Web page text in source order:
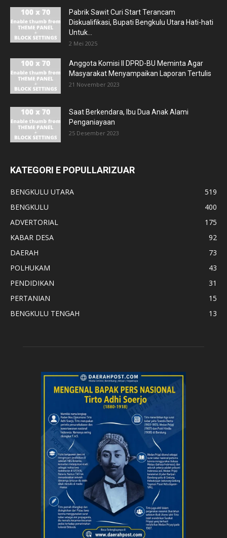
Pabrik Sawit Curi Start Terancam
Diskualifikasi, Bupati Bengkulu Utara Hati-hati
Untuk...
2 Mei 2025
Anggota Komisi II DPRD-BU Meminta Agar
Masyarakat Menyampaikan Laporan Tertulis
21 November 2023
Saat Berkendara, Ibu Dua Anak Alami
Penganiayaan
25 Desember 2023
KATEGORI E POPULLARIZUAR
BENGKULU UTARA
519
BENGKULU
400
ADVERTORIAL
175
KABAR DESA
92
DAERAH
73
POLHUKAM
43
PENDIDIKAN
31
PERTANIAN
15
BENGKULU TENGAH
13